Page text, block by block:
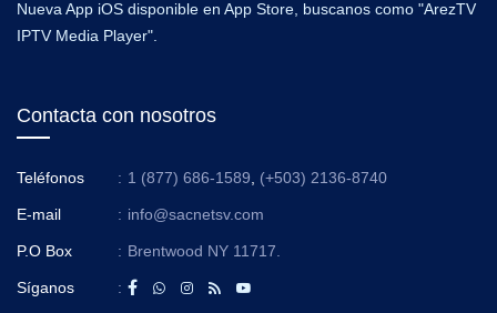
Nueva App iOS disponible en App Store, buscanos como "ArezTV
IPTV Media Player".
Contacta con nosotros
Teléfonos : 1 (877) 686-1589 (+503) 2136-8740
E-mail : info@sacnetsv.com
P.O Box : Brentwood NY 11717.
Síganos :